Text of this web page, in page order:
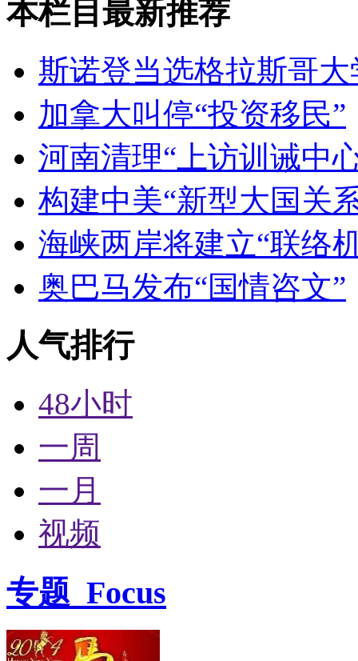
本栏目最新推荐
斯诺登当选格拉斯哥大
加拿大叫停“投资移民”
河南清理“上访训诫中
构建中美“新型大国关
海峡两岸将建立“联络
奥巴马发布“国情咨文”
人气排行
48小时
一周
一月
视频
专题 Focus